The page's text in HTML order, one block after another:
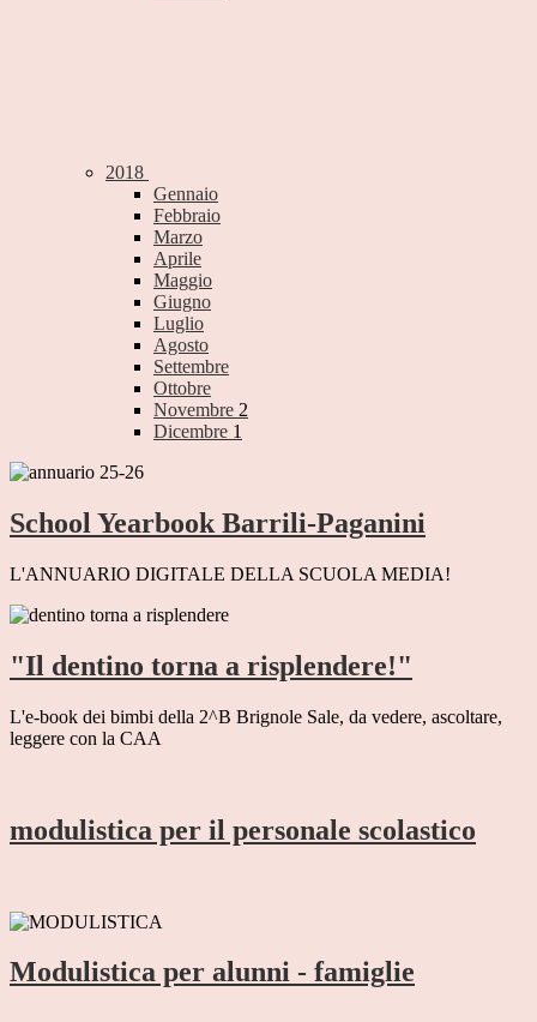
2018
Gennaio
Febbraio
Marzo
Aprile
Maggio
Giugno
Luglio
Agosto
Settembre
Ottobre
Novembre 2
Dicembre 1
School Yearbook Barrili-Paganini
L'ANNUARIO DIGITALE DELLA SCUOLA MEDIA!
"Il dentino torna a risplendere!"
L'e-book dei bimbi della 2^B Brignole Sale, da vedere, ascoltare,
leggere con la CAA
modulistica per il personale scolastico
Modulistica per alunni - famiglie